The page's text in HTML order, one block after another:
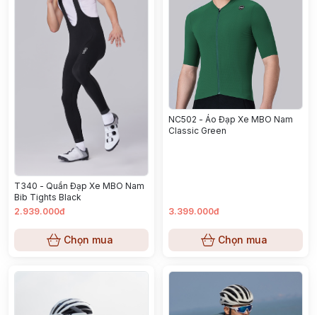
T340 - Quần Đạp Xe MBO Nam
Bib Tights Black
2.939.000đ
Chọn mua
NC502 - Áo Đạp Xe MBO Nam
Classic Green
3.399.000đ
Chọn mua